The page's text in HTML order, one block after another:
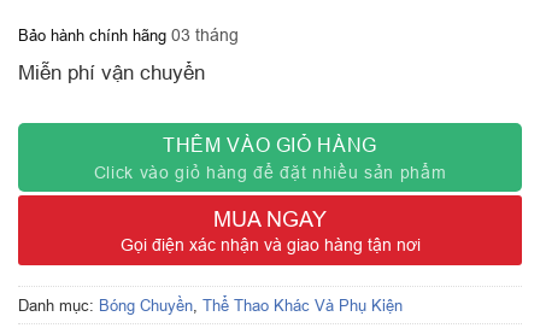
Bảo hành chính hãng 03 tháng
Miễn phí vận chuyển
THÊM VÀO GIỎ HÀNG
Click vào giỏ hàng để đặt nhiều sản phẩm
MUA NGAY
Gọi điện xác nhận và giao hàng tận nơi
Danh mục: Bóng Chuyền Thể Thao Khác Và Phụ Kiện